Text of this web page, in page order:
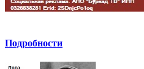
Подробности